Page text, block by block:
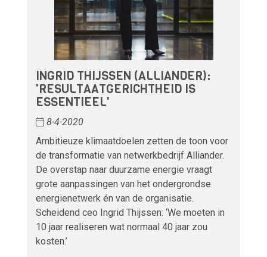
INGRID THIJSSEN (ALLIANDER):
'RESULTAATGERICHTHEID IS
ESSENTIEEL'
8-4-2020
Ambitieuze klimaatdoelen zetten de toon voor
de transformatie van netwerkbedrijf Alliander.
De overstap naar duurzame energie vraagt
grote aanpassingen van het ondergrondse
energienetwerk én van de organisatie.
Scheidend ceo Ingrid Thijssen: ‘We moeten in
10 jaar realiseren wat normaal 40 jaar zou
kosten.’